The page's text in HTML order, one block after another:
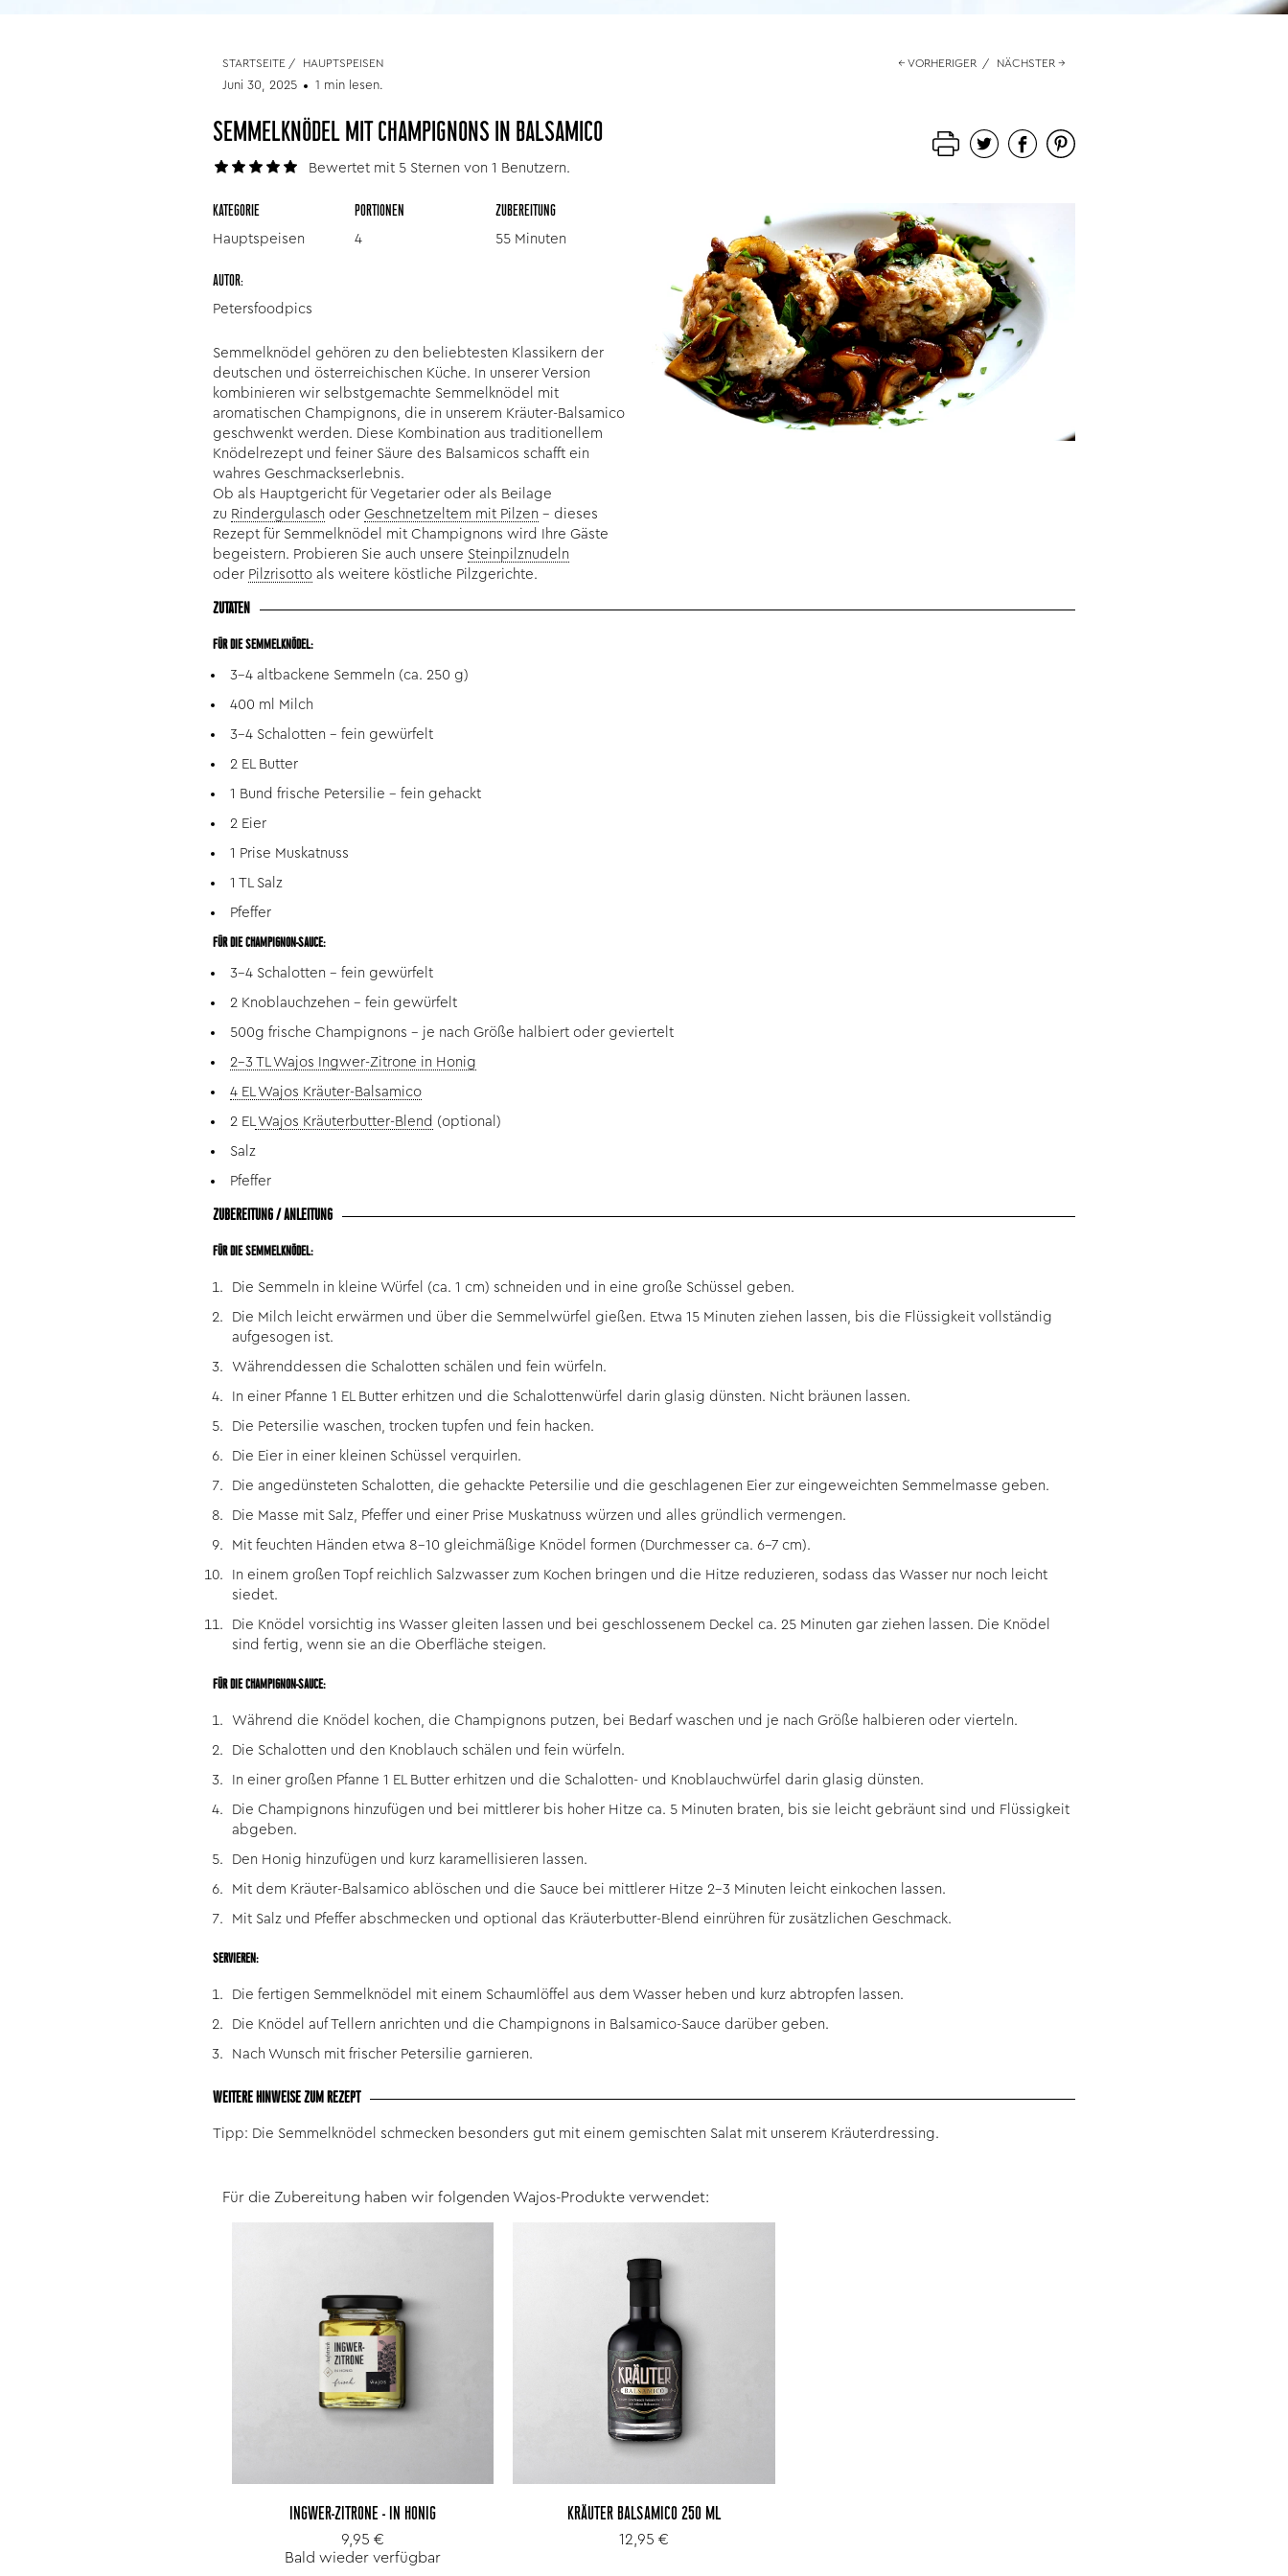
STARTSEITE / HAUPTSPEISEN ← VORHERIGER / NÄCHSTER →
Juni 30, 2025 1 min lesen.
SEMMELKNÖDEL MIT CHAMPIGNONS IN BALSAMICO
Bewertet mit 5 Sternen von 1 Benutzern.
KATEGORIE
Hauptspeisen
PORTIONEN
4
ZUBEREITUNG
55 Minuten
AUTOR:
Petersfoodpics
Semmelknödel gehören zu den beliebtesten Klassikern der
deutschen und österreichischen Küche. In unserer Version
kombinieren wir selbstgemachte Semmelknödel mit
aromatischen Champignons, die in unserem Kräuter-Balsamico
geschwenkt werden. Diese Kombination aus traditionellem
Knödelrezept und feiner Säure des Balsamicos schafft ein
wahres Geschmackserlebnis.
Ob als Hauptgericht für Vegetarier oder als Beilage
zu Rindergulasch oder Geschnetzeltem mit Pilzen – dieses
Rezept für Semmelknödel mit Champignons wird Ihre Gäste
begeistern. Probieren Sie auch unsere Steinpilznudeln
oder Pilzrisotto als weitere köstliche Pilzgerichte.
ZUTATEN
FÜR DIE SEMMELKNÖDEL:
3-4 altbackene Semmeln (ca. 250 g)
400 ml Milch
3-4 Schalotten - fein gewürfelt
2 EL Butter
1 Bund frische Petersilie - fein gehackt
2 Eier
1 Prise Muskatnuss
1 TL Salz
Pfeffer
FÜR DIE CHAMPIGNON-SAUCE:
3-4 Schalotten - fein gewürfelt
2 Knoblauchzehen - fein gewürfelt
500g frische Champignons - je nach Größe halbiert oder geviertelt
2-3 TL Wajos Ingwer-Zitrone in Honig
4 EL Wajos Kräuter-Balsamico
2 ELWajos Kräuterbutter-Blend (optional)
Salz
Pfeffer
ZUBEREITUNG / ANLEITUNG
FÜR DIE SEMMELKNÖDEL:
Die Semmeln in kleine Würfel (ca. 1 cm) schneiden und in eine große Schüssel geben.
Die Milch leicht erwärmen und über die Semmelwürfel gießen. Etwa 15 Minuten ziehen lassen, bis die Flüssigkeit vollständig
aufgesogen ist.
Währenddessen die Schalotten schälen und fein würfeln.
In einer Pfanne 1 EL Butter erhitzen und die Schalottenwürfel darin glasig dünsten. Nicht bräunen lassen.
Die Petersilie waschen, trocken tupfen und fein hacken.
Die Eier in einer kleinen Schüssel verquirlen.
Die angedünsteten Schalotten, die gehackte Petersilie und die geschlagenen Eier zur eingeweichten Semmelmasse geben.
Die Masse mit Salz, Pfeffer und einer Prise Muskatnuss würzen und alles gründlich vermengen.
Mit feuchten Händen etwa 8-10 gleichmäßige Knödel formen (Durchmesser ca. 6-7 cm).
In einem großen Topf reichlich Salzwasser zum Kochen bringen und die Hitze reduzieren, sodass das Wasser nur noch leicht
siedet.
Die Knödel vorsichtig ins Wasser gleiten lassen und bei geschlossenem Deckel ca. 25 Minuten gar ziehen lassen. Die Knödel
sind fertig, wenn sie an die Oberfläche steigen.
FÜR DIE CHAMPIGNON-SAUCE:
Während die Knödel kochen, die Champignons putzen, bei Bedarf waschen und je nach Größe halbieren oder vierteln.
Die Schalotten und den Knoblauch schälen und fein würfeln.
In einer großen Pfanne 1 EL Butter erhitzen und die Schalotten- und Knoblauchwürfel darin glasig dünsten.
Die Champignons hinzufügen und bei mittlerer bis hoher Hitze ca. 5 Minuten braten, bis sie leicht gebräunt sind und Flüssigkeit
abgeben.
Den Honig hinzufügen und kurz karamellisieren lassen.
Mit dem Kräuter-Balsamico ablöschen und die Sauce bei mittlerer Hitze 2-3 Minuten leicht einkochen lassen.
Mit Salz und Pfeffer abschmecken und optional das Kräuterbutter-Blend einrühren für zusätzlichen Geschmack.
SERVIEREN:
Die fertigen Semmelknödel mit einem Schaumlöffel aus dem Wasser heben und kurz abtropfen lassen.
Die Knödel auf Tellern anrichten und die Champignons in Balsamico-Sauce darüber geben.
Nach Wunsch mit frischer Petersilie garnieren.
WEITERE HINWEISE ZUM REZEPT
Tipp: Die Semmelknödel schmecken besonders gut mit einem gemischten Salat mit unserem Kräuterdressing.
Für die Zubereitung haben wir folgenden Wajos-Produkte verwendet:
INGWER-ZITRONE - IN HONIG
9,95 €
Bald wieder verfügbar
KRÄUTER BALSAMICO 250 ML
12,95 €